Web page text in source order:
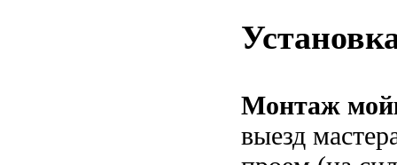
Монтаж
выезд